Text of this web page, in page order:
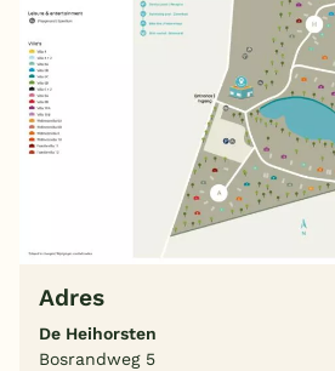
Adres
De Heihorsten
Bosrandweg 5